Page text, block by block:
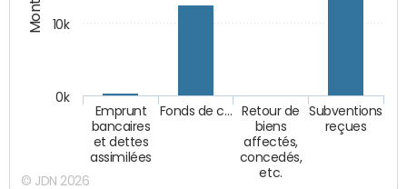
Emprunt
bancaires
et dettes
assimilées
Fonds de c…
Retour de
biens
affectés,
concedés,
etc.
Subventions
reçues
0k
10k
© JDN 2026